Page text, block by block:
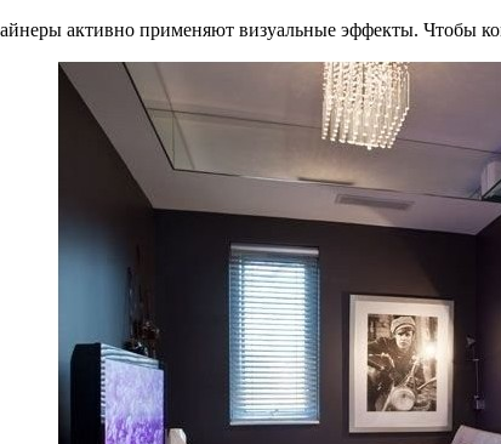
активно применяют визуальные эффекты. Чтобы